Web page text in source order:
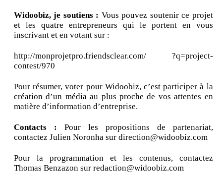
Widoobiz, je soutiens : Vous pouvez soutenir ce projet
et les quatre entrepreneurs qui le portent en vous
inscrivant et en votant sur :
http://monprojetpro.friendsclear.com/ ?q=project-
contest/970
Pour résumer, voter pour Widoobiz, c’est participer à la
création d’un média au plus proche de vos attentes en
matière d’information d’entreprise.
Contacts : Pour les propositions de partenariat,
contactez Julien Noronha sur direction@widoobiz.com
Pour la programmation et les contenus, contactez
Thomas Benzazon sur redaction@widoobiz.com